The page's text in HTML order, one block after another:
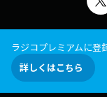
ラジコプレミアムに登
詳しくはこちら